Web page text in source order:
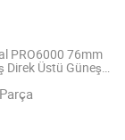
PRO6000 76mm
Direk Üstü Güneş